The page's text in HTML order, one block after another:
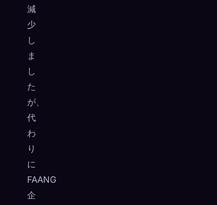
減
少
し
ま
し
た
が、
代
わ
り
に
FAANG
企